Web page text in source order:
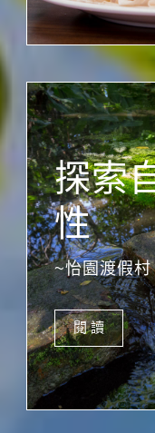
探索
性
~怡園渡假村
閱 讀